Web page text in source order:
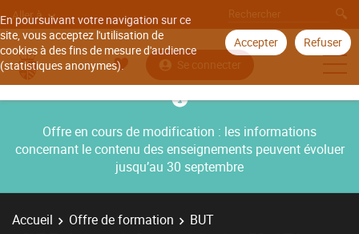
En poursuivant votre navigation sur ce
site, vous acceptez l'utilisation de
cookies à des fins de mesure d'audience
(statistiques anonymes).
Accepter Refuser
Aller à
Se connecter
Offre en cours de modification : les informations
concernant le contenu des enseignements peuvent évoluer
jusqu’au 30 septembre
Accueil Offre de formation
BUT